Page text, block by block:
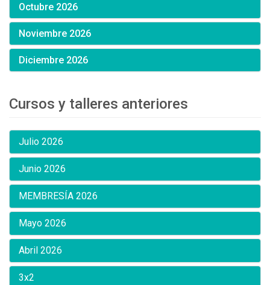
Octubre 2026
Noviembre 2026
Diciembre 2026
Cursos y talleres anteriores
Julio 2026
Junio 2026
MEMBRESÍA 2026
Mayo 2026
Abril 2026
3x2